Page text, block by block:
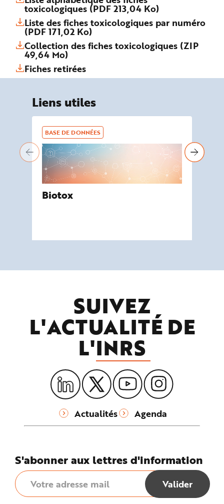
toxicologiques (PDF 213,04 Ko)
Liste des fiches toxicologiques par numéro
(PDF 171,02 Ko)
Collection des fiches toxicologiques (ZIP
49,64 Mo)
Fiches retirées
Liens utiles
BASE DE DONNÉES
Biotox
SUIVEZ
L'ACTUALITÉ DE
L'INRS
Actualités Agenda
S'abonner aux lettres d'information